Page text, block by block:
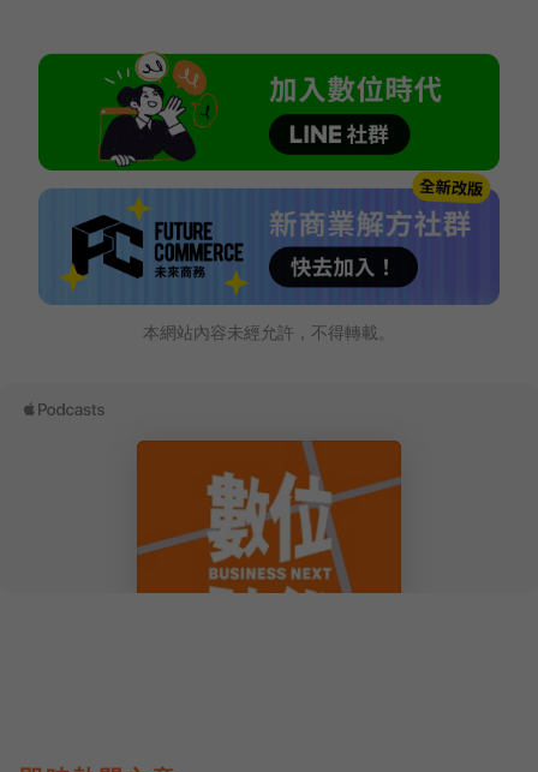
本網站內容未經允許，不得轉載。